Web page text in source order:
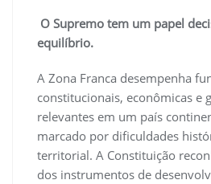
O Supremo tem um papel
equilíbrio.
A Zona Franca desempenha
constitucionais, econômicas e
relevantes em um país
marcado por dificuldades
territorial. A Constituição
dos instrumentos de